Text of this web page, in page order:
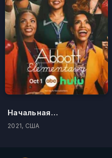
Начальная школа «Эбботт»
2021, США